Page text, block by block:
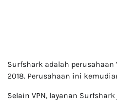
Surfshark adalah
2018. Perusahaan ini
Selain VPN, layanan